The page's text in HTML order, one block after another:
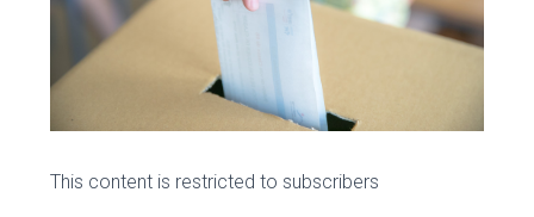
This content is restricted to subscribers